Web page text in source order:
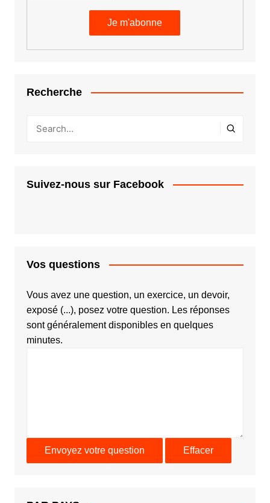
Recherche
Suivez-nous sur Facebook
Vos questions
Vous avez une question, un exercice, un devoir,
exposé (...), posez votre question. Les réponses
sont généralement disponibles en quelques
minutes.